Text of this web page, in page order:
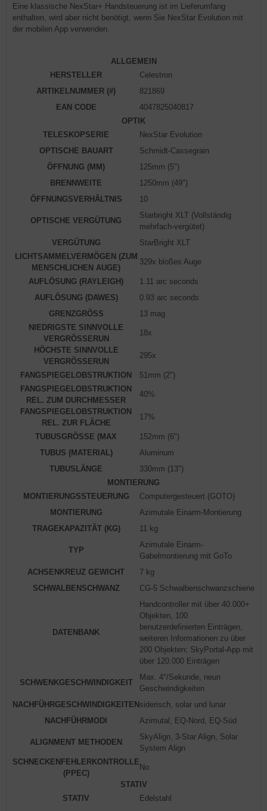
Eine klassische NexStar+ Handsteuerung ist im Lieferumfang
enthalten, wird aber nicht benötigt, wenn Sie NexStar Evolution mit
der mobilen App verwenden.
ALLGEMEIN
HERSTELLER
Celestron
ARTIKELNUMMER (#)
821869
EAN CODE
4047825040817
OPTIK
TELESKOPSERIE
NexStar Evolution
OPTISCHE BAUART
Schmidt-Cassegrain
ÖFFNUNG (MM)
125mm (5")
BRENNWEITE
1250mm (49")
ÖFFNUNGSVERHÄLTNIS
10
OPTISCHE VERGÜTUNG
Starbright XLT (Vollständig
mehrfach-vergütet)
VERGÜTUNG
StarBright XLT
LICHTSAMMELVERMÖGEN (ZUM
MENSCHLICHEN AUGE)
329x bloßes Auge
AUFLÖSUNG (RAYLEIGH)
1.11 arc seconds
AUFLÖSUNG (DAWES)
0.93 arc seconds
GRENZGRÖSS
13 mag
NIEDRIGSTE SINNVOLLE
VERGRÖSSERUN
18x
HÖCHSTE SINNVOLLE
VERGRÖSSERUN
295x
FANGSPIEGELOBSTRUKTION
51mm (2")
FANGSPIEGELOBSTRUKTION
REL. ZUM DURCHMESSER
40%
FANGSPIEGELOBSTRUKTION
REL. ZUR FLÄCHE
17%
TUBUSGRÖSSE (MAX
152mm (6")
TUBUS (MATERIAL)
Aluminum
TUBUSLÄNGE
330mm (13")
MONTIERUNG
MONTIERUNGSSTEUERUNG
Computergesteuert (GOTO)
MONTIERUNG
Azimutale Einarm-Montierung
TRAGEKAPAZITÄT (KG)
11 kg
TYP
Azimutale Einarm-
Gabelmontierung mit GoTo
ACHSENKREUZ GEWICHT
7 kg
SCHWALBENSCHWANZ
CG-5 Schwalbenschwanzschiene
DATENBANK
Handcontroller mit über 40.000+
Objekten, 100
benutzerdefinierten Einträgen,
weiteren Informationen zu über
200 Objekten; SkyPortal-App mit
über 120.000 Einträgen
SCHWENKGESCHWINDIGKEIT
Max. 4°/Sekunde, neun
Geschwindigkeiten
NACHFÜHRGESCHWINDIGKEITENsiderisch, solar und lunar
NACHFÜHRMODI
Azimutal, EQ-Nord, EQ-Süd
ALIGNMENT METHODEN
SkyAlign, 3-Star Align, Solar
System Align
SCHNECKENFEHLERKONTROLLE
(PPEC)
No
STATIV
STATIV
Edelstahl